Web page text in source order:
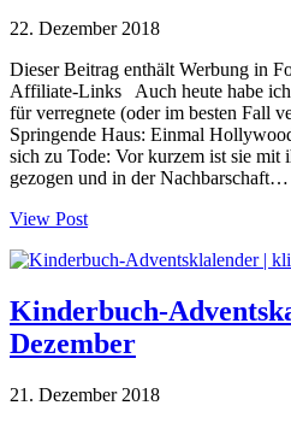
22. Dezember 2018
Dieser Beitrag enthält Werbung in
Affiliate-Links Auch heute habe
für verregnete (oder im besten Fall
Springende Haus: Einmal
sich zu Tode: Vor kurzem ist sie mit
gezogen und in der Nachbarschaft…
View Post
Kinderbuch-
Dezember
21. Dezember 2018